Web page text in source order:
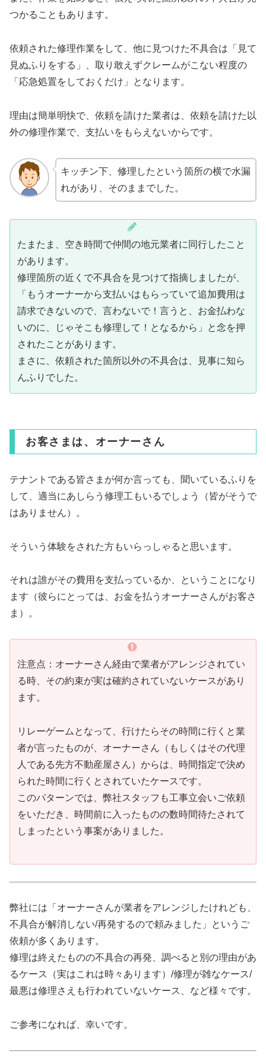
つかることもあります。
依頼された修理作業をして、他に見つけた不具合は「見て
見ぬふりをする」、取り敢えずクレームがこない程度の
「応急処置をしておくだけ」となります。
理由は簡単明快で、依頼を請けた業者は、依頼を請けた以
外の修理作業で、支払いをもらえないからです。
キッチン下、修理したという箇所の横で水漏
れがあり、そのままでした。
たまたま、空き時間で仲間の地元業者に同行したこと
があります。
修理箇所の近くで不具合を見つけて指摘しましたが、
「もうオーナーから支払いはもらっていて追加費用は
請求できないので、言わないで！言うと、お金払わな
いのに、じゃそこも修理して！となるから」と念を押
されたことがあります。
まさに、依頼された箇所以外の不具合は、見事に知ら
んふりでした。
お客さまは、オーナーさん
テナントである皆さまが何か言っても、聞いているふりを
して、適当にあしらう修理工もいるでしょう（皆がそうで
はありません）。
そういう体験をされた方もいらっしゃると思います。
それは誰がその費用を支払っているか、ということになり
ます（彼らにとっては、お金を払うオーナーさんがお客さ
ま）。
注意点：オーナーさん経由で業者がアレンジされてい
る時、その約束が実は確約されていないケースがあり
ます。
リレーゲームとなって、行けたらその時間に行くと業
者が言ったものが、オーナーさん（もしくはその代理
人である先方不動産屋さん）からは、時間指定で決め
られた時間に行くとされていたケースです。
このパターンでは、弊社スタッフも工事立会いご依頼
をいただき、時間前に入ったものの数時間待たされて
しまったという事案がありました。
弊社には「オーナーさんが業者をアレンジしたけれども、
不具合が解消しない/再発するので頼みました」というご
依頼が多くあります。
修理は終えたものの不具合の再発、調べると別の理由があ
るケース（実はこれは時々あります）/修理が雑なケース/
最悪は修理さえも行われていないケース、など様々です。
ご参考になれば、幸いです。